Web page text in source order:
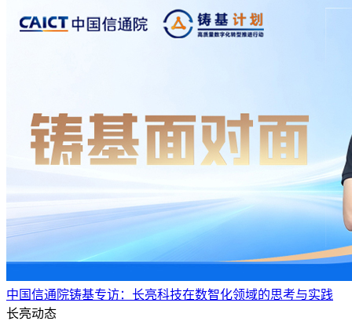
中国信通院铸基专访：长亮科技在数智化领域的思考与实践
长亮动态